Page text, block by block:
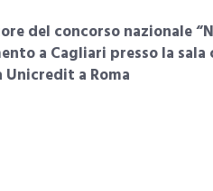
del concorso nazionale
a Cagliari presso la sala
Unicredit a Roma